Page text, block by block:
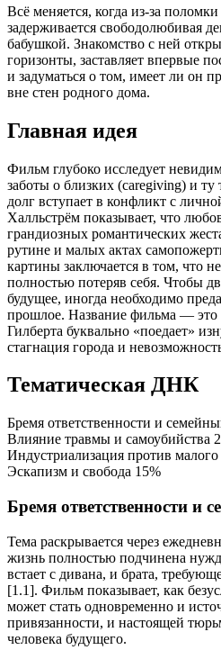
Всё меняется, когда из-за
задерживается свободолюбивая
бабушкой. Знакомство с ней
горизонты, заставляет впервые
и задуматься о том, имеет ли он
вне стен родного дома.
Главная идея
Фильм глубоко исследует
заботы о близких (caregiving) и
долг вступает в конфликт с
Халльстрём показывает, что
грандиозных романтических
рутине и малых актах
картины заключается в том, что
полностью потеряв себя. Чтобы
будущее, иногда необходимо
прошлое. Название фильма — это
Гилберта буквально «поедает»
стагнация города и
Тематическая ДНК
Бремя ответственности и
Влияние травмы и самоубийства
Индустриализация против малого
Эскапизм и свобода 15%
Бремя ответственности и
Тема раскрывается через
жизнь полностью подчинена
встает с дивана, и брата,
[1.1]. Фильм показывает, как
может стать одновременно и
привязанности, и настоящей
человека будущего.